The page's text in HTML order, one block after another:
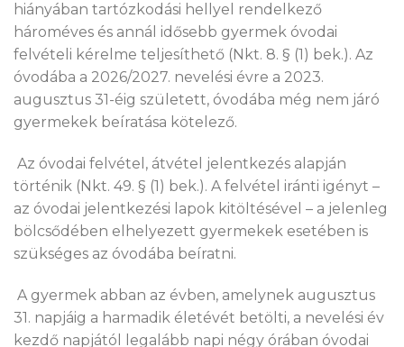
hiányában tartózkodási hellyel rendelkező
hároméves és annál idősebb gyermek óvodai
felvételi kérelme teljesíthető (Nkt. 8. § (1) bek.). Az
óvodába a 2026/2027. nevelési évre a 2023.
augusztus 31-éig született, óvodába még nem járó
gyermekek beíratása kötelező.
Az óvodai felvétel, átvétel jelentkezés alapján
történik (Nkt. 49. § (1) bek.). A felvétel iránti igényt –
az óvodai jelentkezési lapok kitöltésével – a jelenleg
bölcsődében elhelyezett gyermekek esetében is
szükséges az óvodába beíratni.
A gyermek abban az évben, amelynek augusztus
31. napjáig a harmadik életévét betölti, a nevelési év
kezdő napjától legalább napi négy órában óvodai